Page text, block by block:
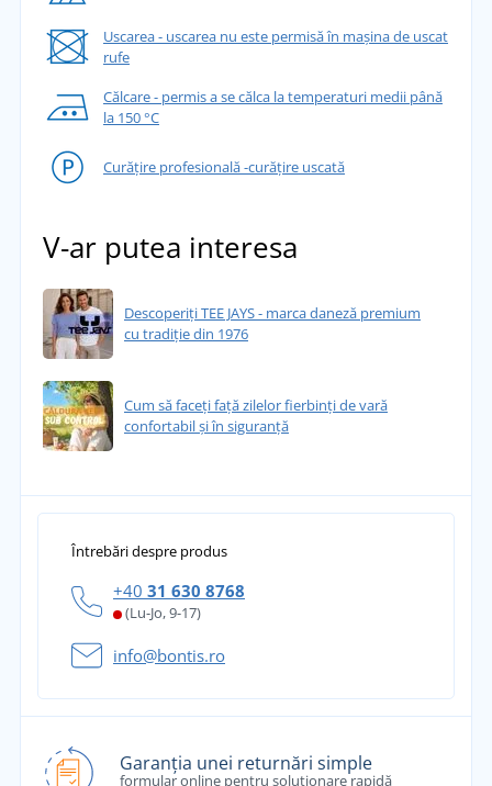
Uscarea - uscarea nu este permisă în mașina de uscat
rufe
Călcare - permis a se călca la temperaturi medii până
la 150 °C
Curățire profesională -curățire uscată
V-ar putea interesa
Descoperiți TEE JAYS - marca daneză premium
cu tradiție din 1976
Cum să faceți față zilelor fierbinți de vară
confortabil și în siguranță
Întrebări despre produs
+40 31 630 8768
(Lu-Jo, 9-17)
info@bontis.ro
Garanția unei returnări simple
formular online pentru soluționare rapidă